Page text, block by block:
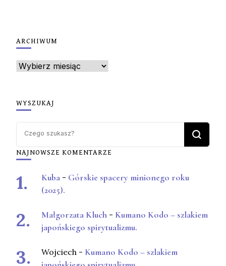
ARCHIWUM
Archiwum
WYSZUKAJ
czegoś?
NAJNOWSZE KOMENTARZE
Kuba - Górskie spacery minionego roku
(2025).
Małgorzata Kluch - Kumano Kodo – szlakiem
japońskiego spirytualizmu.
Wojciech - Kumano Kodo – szlakiem